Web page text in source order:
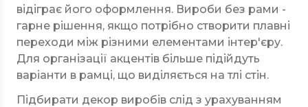
відіграє його оформлення. Вироби без рами -
гарне рішення, якщо потрібно створити плавні
переходи між різними елементами інтер'єру.
Для організації акцентів більше підійдуть
варіанти в рамці, що виділяється на тлі стін.
Підбирати декор виробів слід з урахуванням